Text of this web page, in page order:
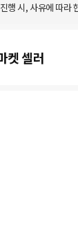
행 시, 사유에 따라
켓 셀러